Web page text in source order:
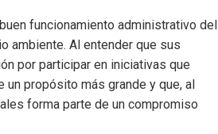
funcionamiento administrativo del
ambiente. Al entender que sus
por participar en iniciativas que
propósito más grande y que, al
forma parte de un compromiso